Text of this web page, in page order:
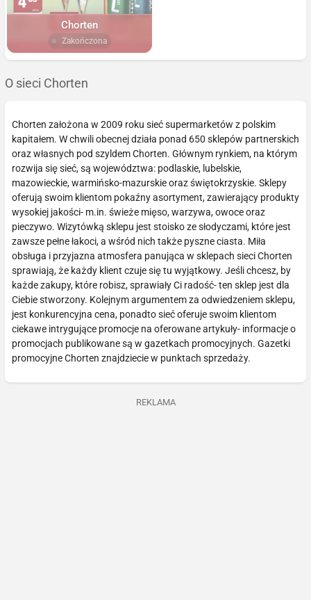
Chorten
Zakończona
O sieci Chorten
Chorten założona w 2009 roku sieć supermarketów z polskim
kapitałem. W chwili obecnej działa ponad 650 sklepów partnerskich
oraz własnych pod szyldem Chorten. Głównym rynkiem, na którym
rozwija się sieć, są województwa: podlaskie, lubelskie,
mazowieckie, warmińsko-mazurskie oraz świętokrzyskie. Sklepy
oferują swoim klientom pokaźny asortyment, zawierający produkty
wysokiej jakości- m.in. świeże mięso, warzywa, owoce oraz
pieczywo. Wizytówką sklepu jest stoisko ze słodyczami, które jest
zawsze pełne łakoci, a wśród nich także pyszne ciasta. Miła
obsługa i przyjazna atmosfera panująca w sklepach sieci Chorten
sprawiają, że każdy klient czuje się tu wyjątkowy. Jeśli chcesz, by
każde zakupy, które robisz, sprawiały Ci radość- ten sklep jest dla
Ciebie stworzony. Kolejnym argumentem za odwiedzeniem sklepu,
jest konkurencyjna cena, ponadto sieć oferuje swoim klientom
ciekawe intrygujące promocje na oferowane artykuły- informacje o
promocjach publikowane są w gazetkach promocyjnych. Gazetki
promocyjne Chorten znajdziecie w punktach sprzedaży.
REKLAMA